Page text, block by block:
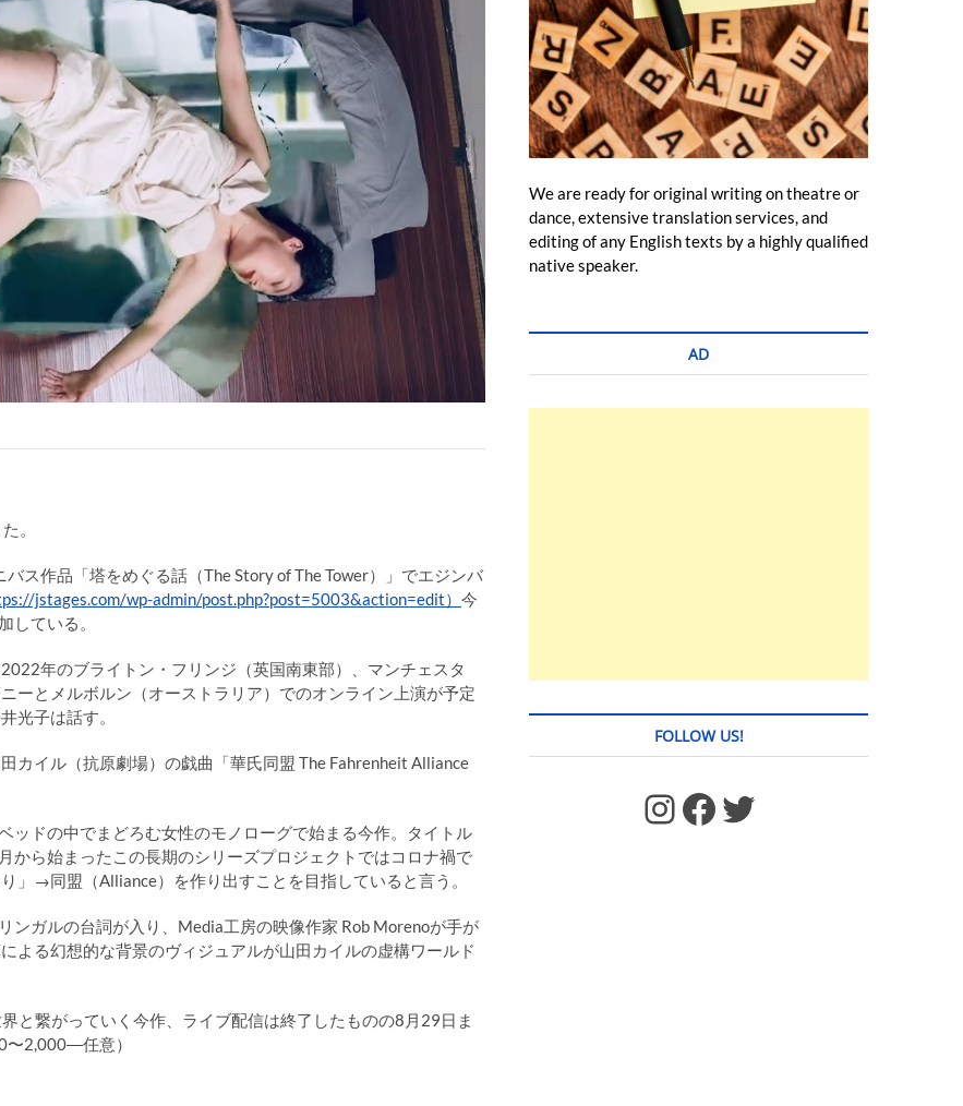
。
ス作品「塔をめぐる話（The Story of The Tower）」でエジンバ
jstages.com/wp-admin/post.php?post=5003&action=edit） 今
している。
年のブライトン・フリンジ（英国南東部）、マンチェスタ
ーとメルボルン（オーストラリア）でのオンライン上演が予定
光子は話す。
カイル（抗原劇場）の戯曲「華氏同盟 The Fahrenheit Alliance
ッドの中でまどろむ女性のモノローグで始まる今作。タイトル
ら始まったこの長期のシリーズプロジェクトではコロナ禍で
」→同盟（Alliance）を作り出すことを目指していると言う。
ガルの台詞が入り、Media工房の映像作家 Rob Morenoが手が
よる幻想的な背景のヴィジュアルが山田カイルの虚構ワールド
と繋がっていく今作、ライブ配信は終了したものの8月29日ま
〜2,000―任意）
We are ready for original writing on theatre or
dance, extensive translation services, and
editing of any English texts by a highly qualified
native speaker.
AD
FOLLOW US!
https://www.facebook.com/jstages/ Facebook Twitter